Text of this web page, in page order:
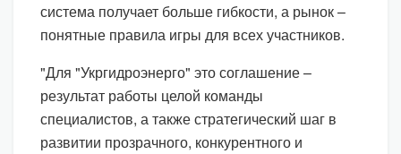
система получает больше гибкости, а рынок –
понятные правила игры для всех участников.
"Для "Укргидроэнерго" это соглашение –
результат работы целой команды
специалистов, а также стратегический шаг в
развитии прозрачного, конкурентного и